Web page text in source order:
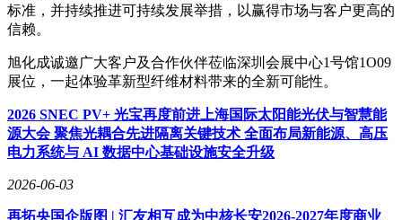
标准，并持续推进可持续发展举措，以赢得市场与客户更高的
信赖。
旭化成诚邀广大客户及合作伙伴莅临深圳会展中心1号馆1O09
展位，一起体验革新型纤维材料带来的全新可能性。
2026 SNEC PV+ 光宝再度前进上海国际太阳能光伏与智慧能
源大会 聚焦光耦合先进隔离关键技术 全面布局新能源、高压
电力系统与 AI 数据中心基础设施安全升级
2026-06-03
再拓央国企版图 | 汇友相互成为中核长安2026-2027年度商业